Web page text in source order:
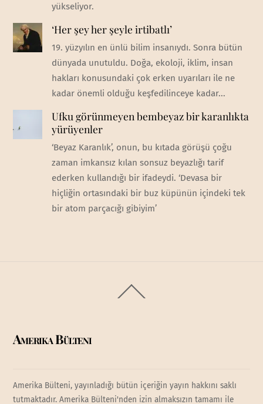
yükseliyor.
‘Her şey her şeyle irtibatlı’
19. yüzyılın en ünlü bilim insanıydı. Sonra bütün
dünyada unutuldu. Doğa, ekoloji, iklim, insan
hakları konusundaki çok erken uyarıları ile ne
kadar önemli olduğu keşfedilinceye kadar...
Ufku görünmeyen bembeyaz bir karanlıkta
yürüyenler
‘Beyaz Karanlık’, onun, bu kıtada görüşü çoğu
zaman imkansız kılan sonsuz beyazlığı tarif
ederken kullandığı bir ifadeydi. ‘Devasa bir
hiçliğin ortasındaki bir buz küpünün içindeki tek
bir atom parçacığı gibiyim’
To
Amerika Bülteni
Amerika Bülteni, yayınladığı bütün içeriğin yayın hakkını saklı
tutmaktadır. Amerika Bülteni'nden izin almaksızın tamamı ile